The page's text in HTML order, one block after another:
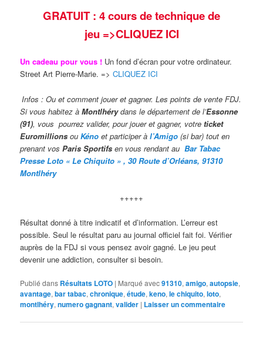
GRATUIT : 4 cours de technique de
jeu =>CLIQUEZ ICI
Un cadeau pour vous ! Un fond d’écran pour votre ordinateur.
Street Art Pierre-Marie. =>CLIQUEZ ICI
Infos : Ou et comment jouer et gagner. Les points de vente FDJ.
Si vous habitez àMontlhéry dans le département de l’Essonne
(91), vous pourrez valider,pour jouer et gagner, votre ticket
Euromillions ouKéno et participer àl’Amigo (si bar) tout en
prenant vosParis Sportifs en vous rendant au Bar Tabac
Presse Loto « Le Chiquito » , 30 Route d’Orléans, 91310
Montlhéry
+++++
Résultat donné à titre indicatif et d’information. L’erreur est
possible. Seul le résultat paru au journal officiel fait foi. Vérifier
auprès de la FDJ si vous pensez avoir gagné. Le jeu peut
devenir une addiction, consulter si besoin.
Publié dans Résultats LOTO | Marqué avec91310,amigo,autopsie,
avantage,bar tabac,chronique,étude,keno,le chiquito,loto,
montlhéry,numero gagnant,valider | Laisser un commentaire